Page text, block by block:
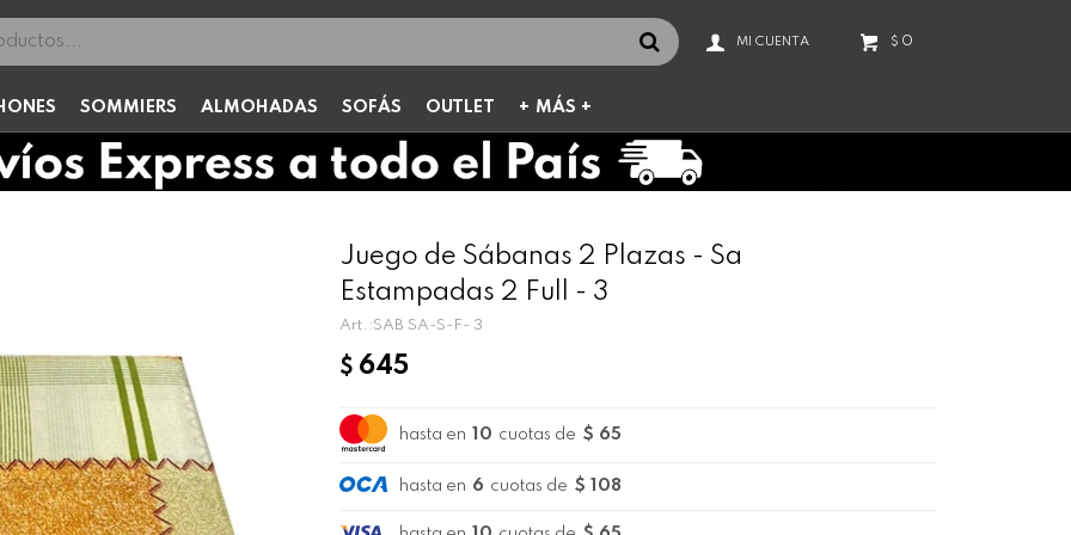
SOMMIERS ALMOHADAS SOFÁS OUTLET MÁS +
$ 0
Juego de Sábanas 2 Plazas - Sa
Estampadas 2 Full - 3
SAB SA-S-F- 3
$ 645
hasta en 10 cuotas de $ 65
hasta en 6 cuotas de $ 108